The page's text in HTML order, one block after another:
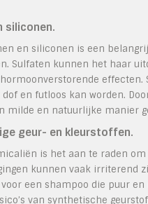
siliconen.
en siliconen is een
Sulfaten kunnen het haar
effecten.
en futloos kan worden.
milde en natuurlijke manier
geur- en kleurstoffen.
is het aan te raden
kunnen vaak irriterend
een shampoo die puur
van synthetische